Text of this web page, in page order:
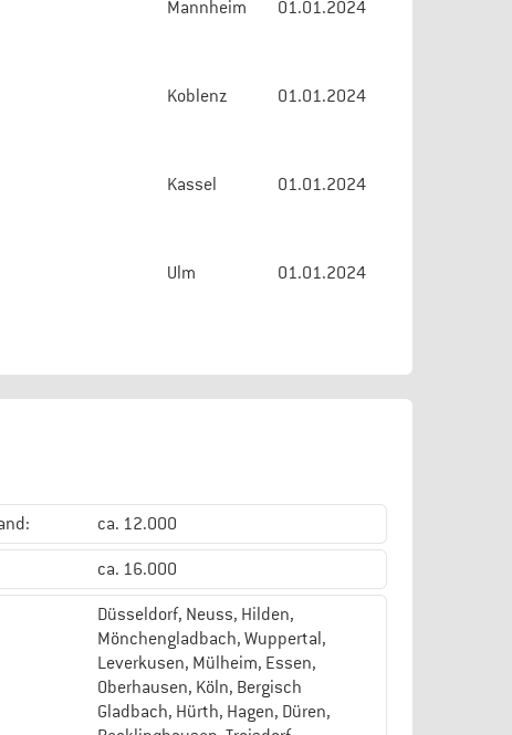
Mannheim 01.01.2024
Koblenz 01.01.2024
Kassel 01.01.2024
Ulm 01.01.2024
ca. 12.000
ca. 16.000
Düsseldorf, Neuss, Hilden,
Mönchengladbach, Wuppertal,
Leverkusen, Mülheim, Essen,
Oberhausen, Köln, Bergisch
Gladbach, Hürth, Hagen, Düren,